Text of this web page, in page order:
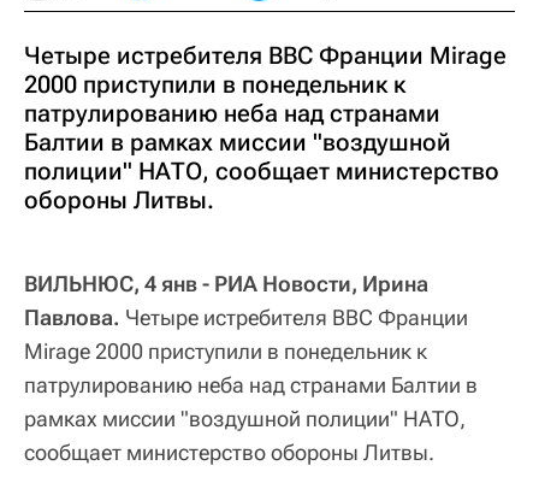
Четыре истребителя ВВС Франции Mirage
2000 приступили в понедельник к
патрулированию неба над странами
Балтии в рамках миссии "воздушной
полиции" НАТО, сообщает министерство
обороны Литвы.
ВИЛЬНЮС, 4 янв - РИА Новости, Ирина
Павлова. Четыре истребителя ВВС Франции
Mirage 2000 приступили в понедельник к
патрулированию неба над странами Балтии в
рамках миссии "воздушной полиции" НАТО,
сообщает министерство обороны Литвы.